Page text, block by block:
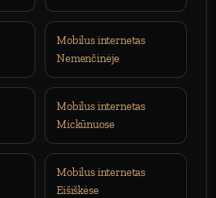
Mobilus internetas
Nemenčinėje
Mobilus internetas
Mickūnuose
Mobilus internetas
Eišiškėse